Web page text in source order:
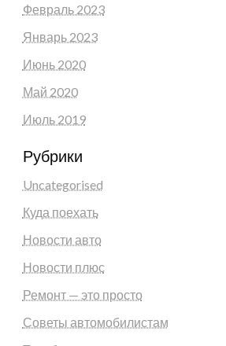
Февраль 2023
Январь 2023
Июнь 2020
Май 2020
Июль 2019
Рубрики
Uncategorised
Куда поехать
Новости авто
Новости плюс
Ремонт — это просто
Советы автомобилистам